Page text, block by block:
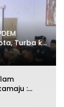
Turba ke
di
: